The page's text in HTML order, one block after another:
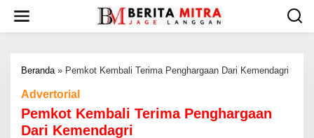
w
Beranda» Pemkot Kembali Terima Penghargaan Dari Kemendagri
Advertorial
Pemkot Kembali Terima Penghargaan
Dari Kemendagri